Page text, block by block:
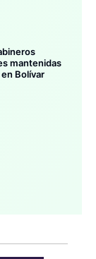
mantenidas
Bolívar